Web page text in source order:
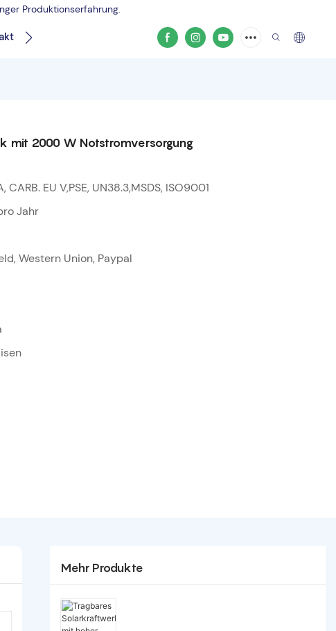
Produktionserfahrung.
mit 2000 W Notstromversorgung
CARB. EU V,PSE, UN38.3,MSDS, ISO9001
Jahr
Western Union, Paypal
Mehr Produkte